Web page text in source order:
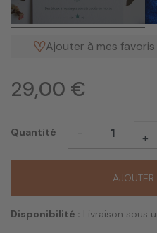
Ajouter à mes favoris
29,00 €
Quantité - +
AJOUTER
Disponibilité : Livraison sous